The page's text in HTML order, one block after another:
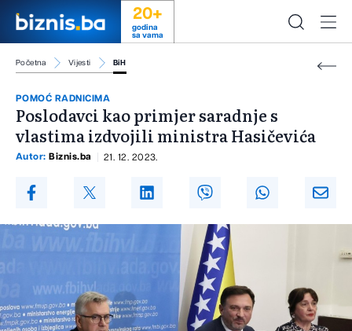
20+
godina
sa vama
Početna Vijesti BiH
POMOĆ RADNICIMA
Poslodavci kao primjer saradnje s
vlastima izdvojili ministra Hasičevića
Autor: Biznis.ba 21. 12. 2023.